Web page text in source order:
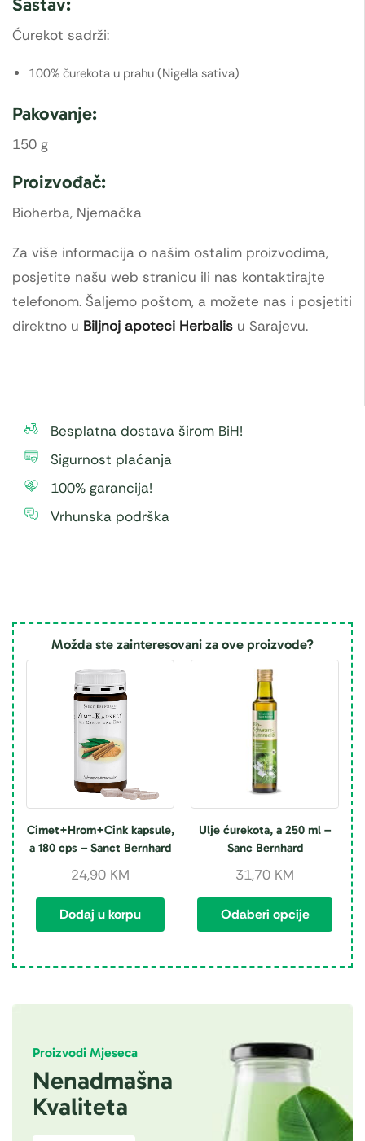
Sastav:
Ćurekot sadrži:
100% čurekota u prahu (Nigella sativa)
Pakovanje:
150 g
Proizvođač:
Bioherba, Njemačka
Za više informacija o našim ostalim proizvodima,
posjetite našu web stranicu ili nas kontaktirajte
telefonom. Šaljemo poštom, a možete nas i posjetiti
direktno u Biljnoj apoteci Herbalis u Sarajevu.
Besplatna dostava širom BiH!
Sigurnost plaćanja
100% garancija!
Vrhunska podrška
Možda ste zainteresovani za ove proizvode?
Cimet+Hrom+Cink kapsule,
a 180 cps – Sanct Bernhard
24,90 KM
Dodaj u korpu
Ulje ćurekota, a 250 ml –
Sanc Bernhard
31,70 KM
Odaberi opcije
Proizvodi Mjeseca
Nenadmašna
Kvaliteta